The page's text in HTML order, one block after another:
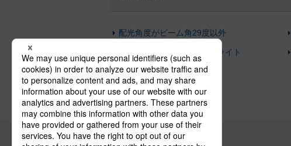
配光角度がビーム角29度以外
本体の仕上が違うスポットライト